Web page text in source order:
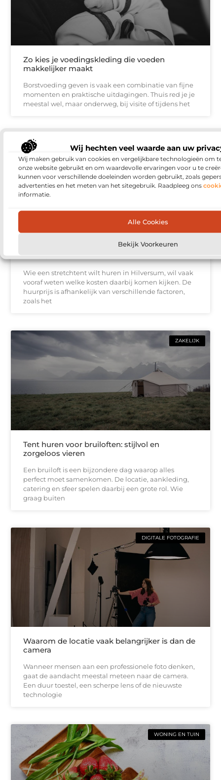
Wij hechten veel waarde aan uw
Wij maken gebruik van cookies en vergelijkbare technologieën om
onze website gebruikt en om waardevolle ervaringen voor u te
kunnen voor verschillende doeleinden worden gebruikt, zoals
advertenties en het meten van het sitegebruik. Raadpleeg ons
informatie.
Alle Cookies
Bekijk Voorkeuren
Zo kies je voedingskleding die voeden
makkelijker maakt
Borstvoeding geven is vaak een combinatie van fijne
momenten en praktische uitdagingen. Thuis red je je
meestal wel, maar onderweg, bij visite of tijdens het
DIENSTVERLENING
Wat kost het huren van een stretchtent in
Wie een stretchtent wilt huren in Hilversum, wil vaak
vooraf weten welke kosten daarbij komen kijken. De
huurprijs is afhankelijk van verschillende factoren,
zoals het
ZAKELIJK
Tent huren voor bruiloften: stijlvol en
zorgeloos vieren
Een bruiloft is een bijzondere dag waarop alles
perfect moet samenkomen. De locatie, aankleding,
catering en sfeer spelen daarbij een grote rol. Wie
graag buiten
DIGITALE FOTOGRAFIE
Waarom de locatie vaak belangrijker is dan de
camera
Wanneer mensen aan een professionele foto denken,
gaat de aandacht meestal meteen naar de camera.
Een duur toestel, een scherpe lens of de nieuwste
technologie
WONING EN TUIN